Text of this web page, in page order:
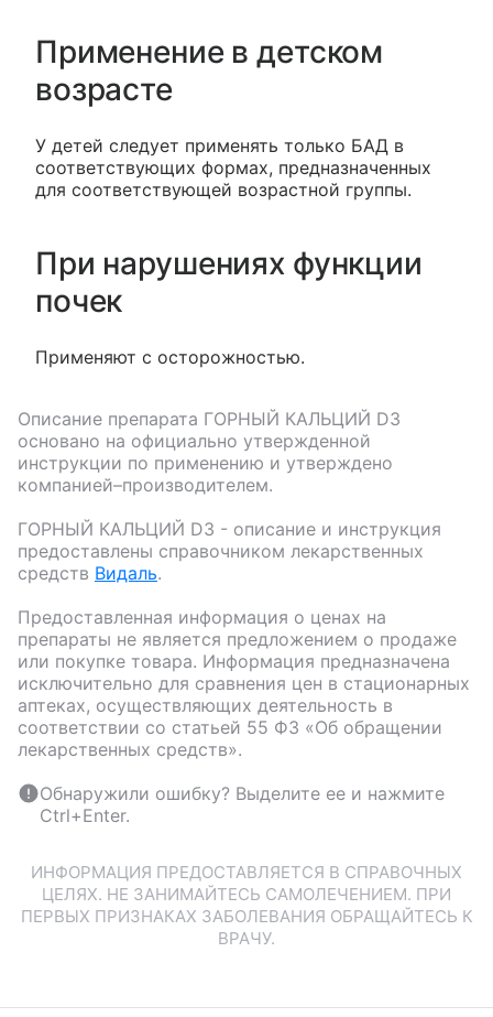
Применение в детском
возрасте
У детей следует применять только БАД в
соответствующих формах, предназначенных
для соответствующей возрастной группы.
При нарушениях функции
почек
Применяют с осторожностью.
Описание препарата ГОРНЫЙ КАЛЬЦИЙ D3
основано на официально утвержденной
инструкции по применению и утверждено
компанией–производителем.
ГОРНЫЙ КАЛЬЦИЙ D3 - описание и инструкция
предоставлены справочником лекарственных
средств Видаль.
Предоставленная информация о ценах на
препараты не является предложением о продаже
или покупке товара. Информация предназначена
исключительно для сравнения цен в стационарных
аптеках, осуществляющих деятельность в
соответствии со статьей 55 ФЗ «Об обращении
лекарственных средств».
Обнаружили ошибку? Выделите ее и нажмите
Ctrl+Enter.
ИНФОРМАЦИЯ ПРЕДОСТАВЛЯЕТСЯ В СПРАВОЧНЫХ
ЦЕЛЯХ. НЕ ЗАНИМАЙТЕСЬ САМОЛЕЧЕНИЕМ. ПРИ
ПЕРВЫХ ПРИЗНАКАХ ЗАБОЛЕВАНИЯ ОБРАЩАЙТЕСЬ К
ВРАЧУ.